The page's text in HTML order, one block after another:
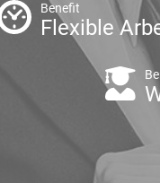
Benefit
Flexible